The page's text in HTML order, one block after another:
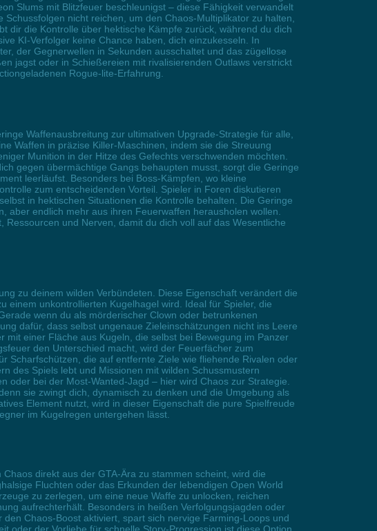
Slums mit Blitzfeuer beschleunigst – diese Fähigkeit verwandelt
nicht reichen, um den Chaos-Multiplikator zu halten,
dir die Kontrolle über hektische Kämpfe zurück, während du dich
KI-Verfolger keine Chance haben, dich einzukesseln. In
der Gegnerwellen in Sekunden ausschaltet und das zügellose
jagst oder in Schießereien mit rivalisierenden Outlaws verstrickt
Rogue-lite-Erfahrung.
Waffenausbreitung zur ultimativen Upgrade-Strategie für alle,
Waffen in präzise Killer-Maschinen, indem sie die Streuung
Munition in der Hitze des Gefechts verschwenden möchten.
gegen übermächtige Gangs behaupten musst, sorgt die Geringe
leerläufst. Besonders bei Boss-Kämpfen, wo kleine
zum entscheidenden Vorteil. Spieler in Foren diskutieren
in hektischen Situationen die Kontrolle behalten. Die Geringe
aber endlich mehr aus ihren Feuerwaffen herausholen wollen.
und Nerven, damit du dich voll auf das Wesentliche
zu deinem wilden Verbündeten. Diese Eigenschaft verändert die
einem unkontrollierten Kugelhagel wird. Ideal für Spieler, die
wenn du als mörderischer Clown oder betrunkenen
dafür, dass selbst ungenaue Zieleinschätzungen nicht ins Leere
einer Fläche aus Kugeln, die selbst bei Bewegung im Panzer
den Unterschied macht, wird der Feuerfächer zum
Scharfschützen, die auf entfernte Ziele wie fliehende Rivalen oder
des Spiels lebt und Missionen mit wilden Schussmustern
bei der Most-Wanted-Jagd – hier wird Chaos zur Strategie.
sie zwingt dich, dynamisch zu denken und die Umgebung als
Element nutzt, wird in dieser Eigenschaft die pure Spielfreude
im Kugelregen untergehen lässt.
direkt aus der GTA-Ära zu stammen scheint, wird die
Fluchten oder das Erkunden der lebendigen Open World
zu zerlegen, um eine neue Waffe zu unlocken, reichen
aufrechterhält. Besonders in heißen Verfolgungsjagden oder
Chaos-Boost aktiviert, spart sich nervige Farming-Loops und